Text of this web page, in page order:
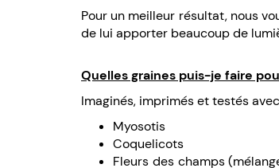
Pour un meilleur résultat, nous
de lui apporter beaucoup de
Quelles graines puis-je faire
Imaginés, imprimés et testés
Myosotis
Coquelicots
Fleurs des champs